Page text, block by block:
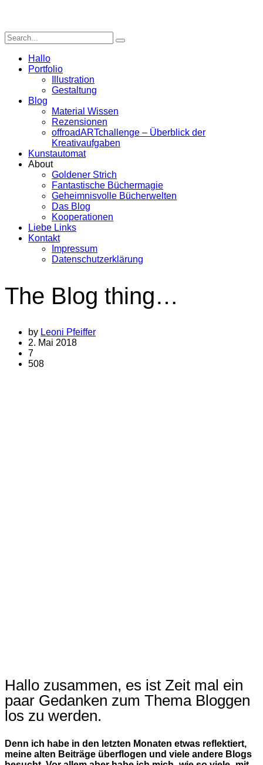
Hallo
Portfolio
Illustration
Gestaltung
Blog
Material Wissen
Rezensionen
offroadARTchallenge – Überblick der
Kreativaufgaben
Kunstautomat
About
Goldener Strich
Fantastische Büchermagie
Geheimnisvolle Bücherwelten
Das Blog
Kooperationen
Liebe Links
Kontakt
Impressum
Datenschutzerklärung
The Blog thing…
by Leoni Pfeiffer
2. Mai 2018
7
508
Hallo zusammen, es ist Zeit mal ein
paar Gedanken zum Thema Bloggen
los zu werden.
Denn ich habe in den letzten Monaten etwas reflektiert,
meine alten Beiträge überflogen und viele andere Blogs